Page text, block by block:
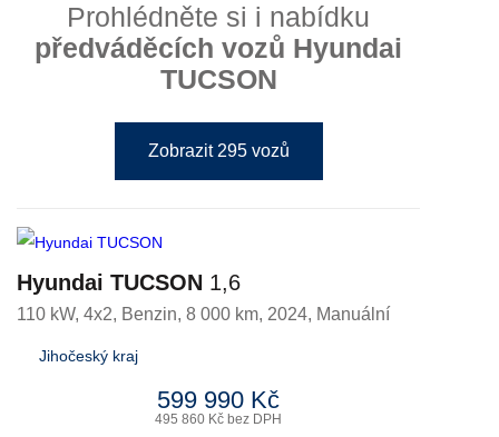
Prohlédněte si i nabídku
předváděcích vozů Hyundai
TUCSON
Zobrazit 295 vozů
Hyundai TUCSON 1,6
110 kW, 4x2, Benzin, 8 000 km, 2024, Manuální
Jihočeský kraj
599 990 Kč
495 860 Kč bez DPH